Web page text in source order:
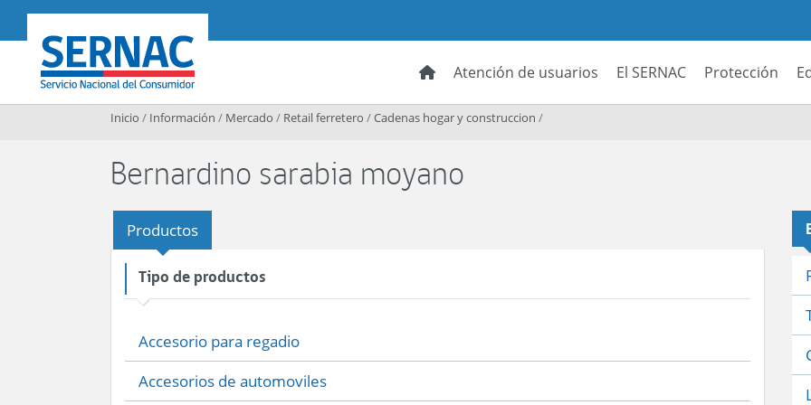
SERNAC
Atención de usuarios El SERNAC Protección
Inicio / Información / Mercado / Retail ferretero /Cadenas hogar y construccion /
Bernardino sarabia moyano
Productos
Tipo de productos
Accesorio para regadio
Accesorios de automoviles